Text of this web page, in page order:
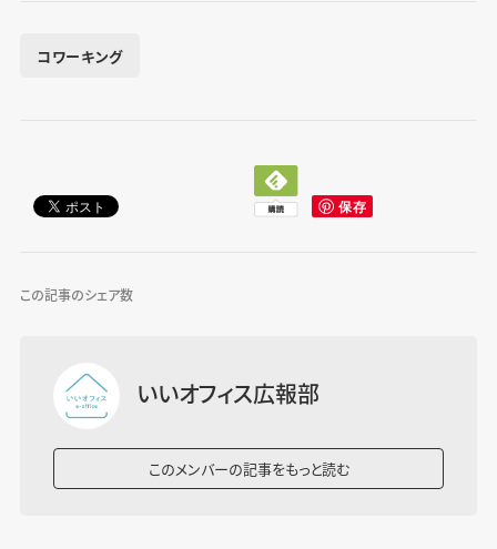
コワーキング
この記事のシェア数
いいオフィス広報部
このメンバーの記事をもっと読む